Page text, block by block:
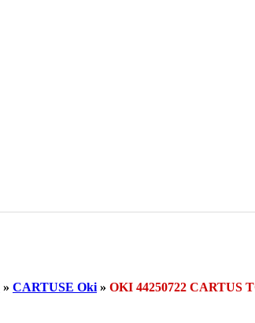
» CARTUSE Oki » OKI 44250722 CARTUS